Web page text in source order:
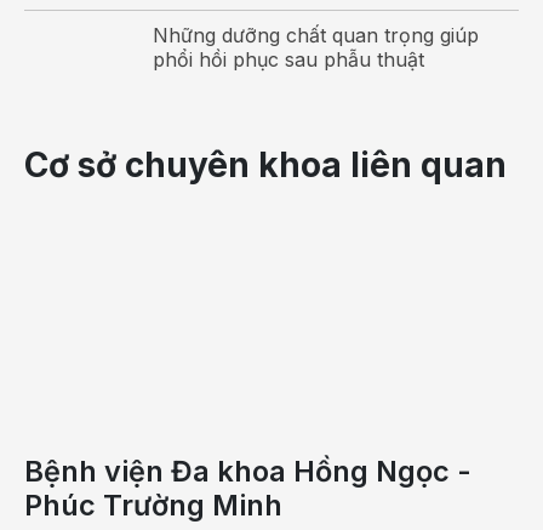
Những dưỡng chất quan trọng giúp
phổi hồi phục sau phẫu thuật
Cơ sở chuyên khoa liên quan
Bệnh viện Đa khoa Hồng Ngọc -
Phúc Trường Minh